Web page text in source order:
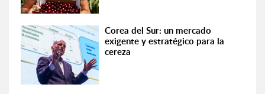
Corea del Sur: un mercado
exigente y estratégico para la
cereza